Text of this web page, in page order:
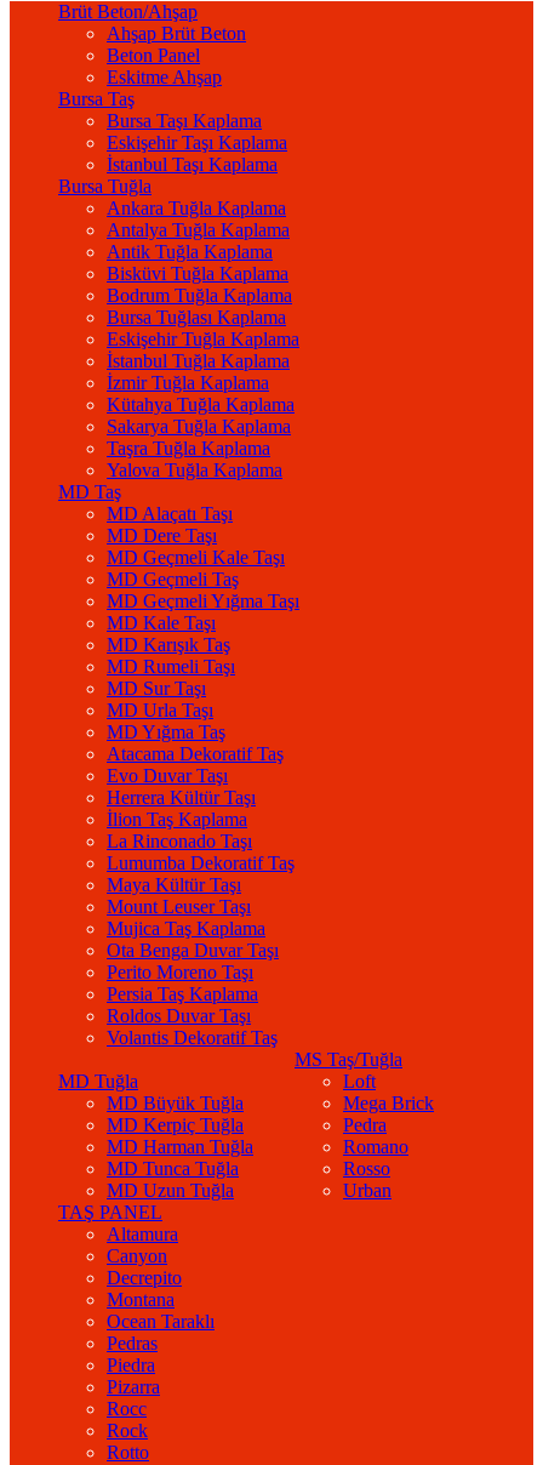
Brüt Beton/Ahşap
Ahşap Brüt Beton
Beton Panel
Eskitme Ahşap
Bursa Taş
Bursa Taşı Kaplama
Eskişehir Taşı Kaplama
İstanbul Taşı Kaplama
Bursa Tuğla
Ankara Tuğla Kaplama
Antalya Tuğla Kaplama
Antik Tuğla Kaplama
Bisküvi Tuğla Kaplama
Bodrum Tuğla Kaplama
Bursa Tuğlası Kaplama
Eskişehir Tuğla Kaplama
İstanbul Tuğla Kaplama
İzmir Tuğla Kaplama
Kütahya Tuğla Kaplama
Sakarya Tuğla Kaplama
Taşra Tuğla Kaplama
Yalova Tuğla Kaplama
MD Taş
MD Alaçatı Taşı
MD Dere Taşı
MD Geçmeli Kale Taşı
MD Geçmeli Taş
MD Geçmeli Yığma Taşı
MD Kale Taşı
MD Karışık Taş
MD Rumeli Taşı
MD Sur Taşı
MD Urla Taşı
MD Yığma Taş
Atacama Dekoratif Taş
Evo Duvar Taşı
Herrera Kültür Taşı
İlion Taş Kaplama
La Rinconado Taşı
Lumumba Dekoratif Taş
Maya Kültür Taşı
Mount Leuser Taşı
Mujica Taş Kaplama
Ota Benga Duvar Taşı
Perito Moreno Taşı
Persia Taş Kaplama
Roldos Duvar Taşı
Volantis Dekoratif Taş
MD Tuğla
MD Büyük Tuğla
MD Kerpiç Tuğla
MD Harman Tuğla
MD Tunca Tuğla
MD Uzun Tuğla
MS Taş/Tuğla
Loft
Mega Brick
Pedra
Romano
Rosso
Urban
TAŞ PANEL
Altamura
Canyon
Decrepito
Montana
Ocean Taraklı
Pedras
Piedra
Pizarra
Rocc
Rock
Rotto